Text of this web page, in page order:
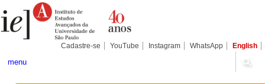
para
conteúdo.
Pessoais
Cadastre-se YouTube Instagram WhatsApp English
menu